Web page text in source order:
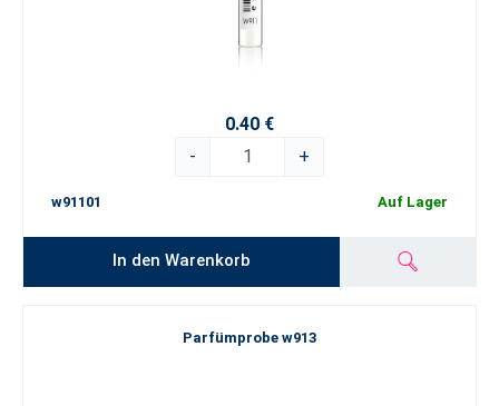
0.40 €
-
+
w91101 Auf Lager
In den Warenkorb
Parfümprobe w913